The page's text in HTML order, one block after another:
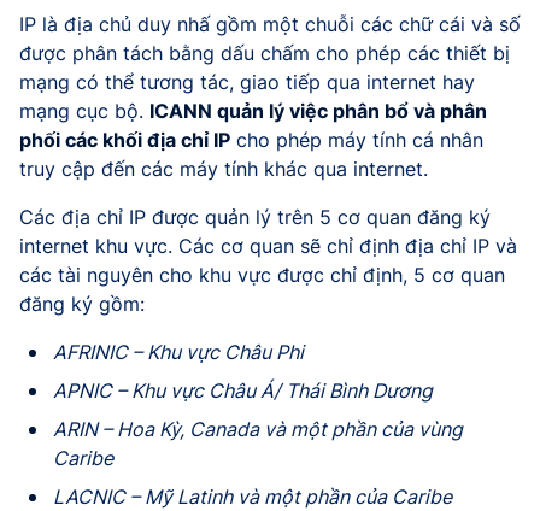
IP là địa chủ duy nhấ gồm một chuỗi các chữ cái và số
được phân tách bằng dấu chấm cho phép các thiết bị
mạng có thể tương tác, giao tiếp qua internet hay
mạng cục bộ. ICANN quản lý việc phân bổ và phân
phối các khối địa chỉ IP cho phép máy tính cá nhân
truy cập đến các máy tính khác qua internet.
Các địa chỉ IP được quản lý trên 5 cơ quan đăng ký
internet khu vực. Các cơ quan sẽ chỉ định địa chỉ IP và
các tài nguyên cho khu vực được chỉ định, 5 cơ quan
đăng ký gồm:
AFRINIC – Khu vực Châu Phi
APNIC – Khu vực Châu Á/ Thái Bình Dương
ARIN – Hoa Kỳ, Canada và một phần của vùng
Caribe
LACNIC – Mỹ Latinh và một phần của Caribe